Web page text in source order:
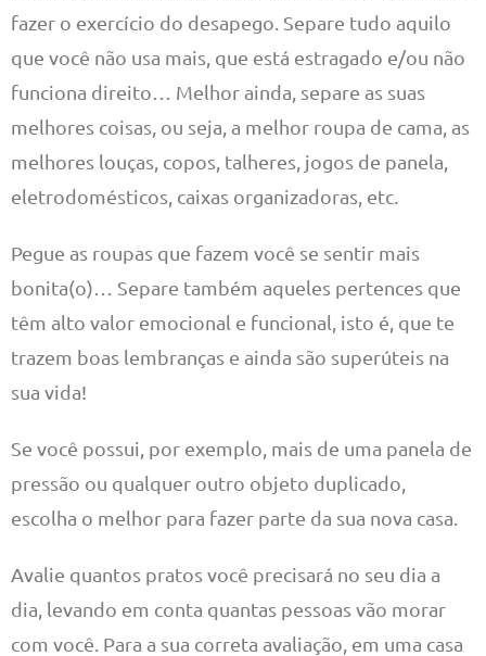
fazer o exercício do desapego. Separe tudo aquilo
que você não usa mais, que está estragado e/ou não
funciona direito… Melhor ainda, separe as suas
melhores coisas, ou seja, a melhor roupa de cama, as
melhores louças, copos, talheres, jogos de panela,
eletrodomésticos, caixas organizadoras, etc.
Pegue as roupas que fazem você se sentir mais
bonita(o)… Separe também aqueles pertences que
têm alto valor emocional e funcional, isto é, que te
trazem boas lembranças e ainda são superúteis na
sua vida!
Se você possui, por exemplo, mais de uma panela de
pressão ou qualquer outro objeto duplicado,
escolha o melhor para fazer parte da sua nova casa.
Avalie quantos pratos você precisará no seu dia a
dia, levando em conta quantas pessoas vão morar
com você. Para a sua correta avaliação, em uma casa